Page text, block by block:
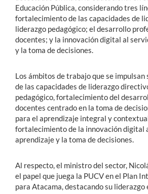
Educación Pública, considerando tres
fortalecimiento de las capacidades de
liderazgo pedagógico; el desarrollo
docentes; y la innovación digital al
y la toma de decisiones.
Los ámbitos de trabajo que se
de las capacidades de liderazgo
pedagógico, fortalecimiento del
docentes centrado en la toma de
para el aprendizaje integral y
fortalecimiento de la innovación digital
aprendizaje y la toma de decisiones.
Al respecto, el ministro del sector,
el papel que juega la PUCV en el Plan
para Atacama, destacando su liderazgo